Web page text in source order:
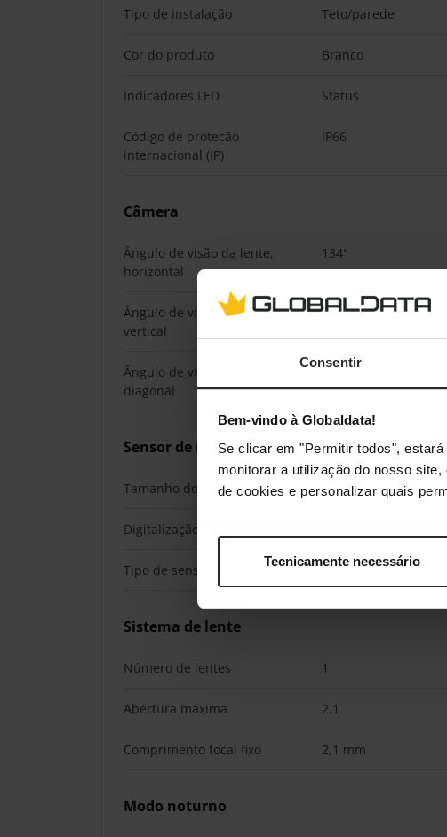
Consentir
Bem-vindo à Globaldata!
Se clicar em "Permitir todos",
monitorar a utilização do nosso
de cookies e personalizar quais
Tecnicamente necessário
Tipo de instalação Teto/parede
Cor do produto Branco
Indicadores LED Status
Código de protecão
internacional (IP)
IP66
Câmera
Ângulo de visão da lente,
horizontal
134°
Ângulo de visão da lente,
vertical
77°
Ângulo de visão da lente,
diagonal
150°
Sensor de imagem
Tamanho do sensor ótico 25,4 / 3 mm (1 / 3")
Digitalização progressiva
Tipo de sensor de imagem CMOS
Sistema de lente
Número de lentes 1
Abertura máxima 2,1
Comprimento focal fixo 2,1 mm
Modo noturno